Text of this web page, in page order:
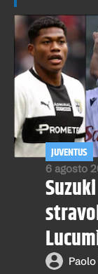
6 agosto
JUVENTUS